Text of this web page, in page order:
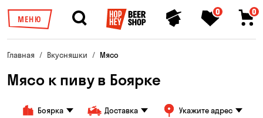
МЕНЮ
0 0
Главная Вкусняшки Мясо
Мясо к пиву в Боярке
Боярка Доставка Укажите адрес